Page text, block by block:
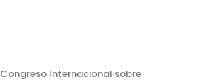
Congreso Internacional sobre